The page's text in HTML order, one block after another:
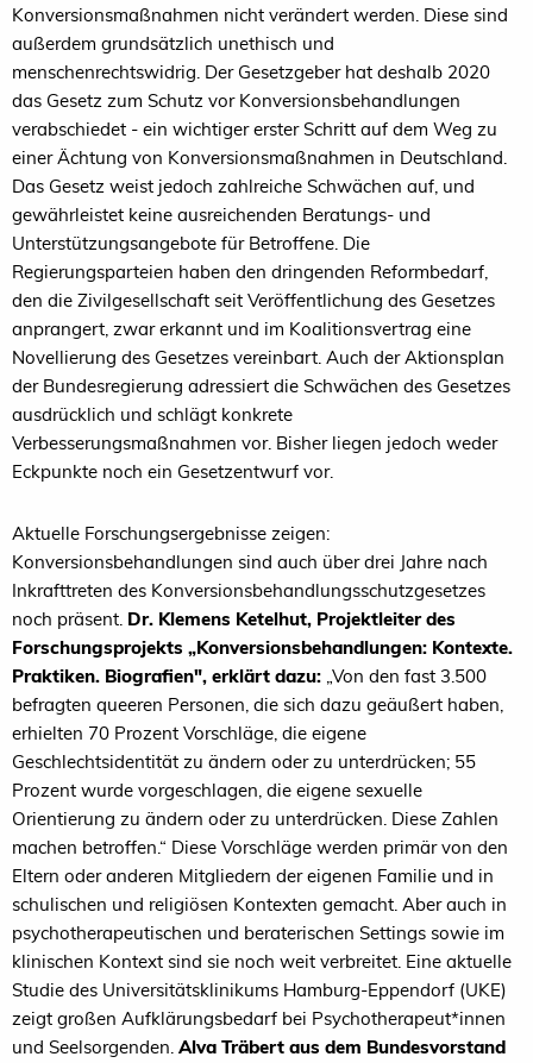
Konversionsmaßnahmen nicht verändert werden. Diese sind
außerdem grundsätzlich unethisch und
menschenrechtswidrig. Der Gesetzgeber hat deshalb 2020
das Gesetz zum Schutz vor Konversionsbehandlungen
verabschiedet - ein wichtiger erster Schritt auf dem Weg zu
einer Ächtung von Konversionsmaßnahmen in Deutschland.
Das Gesetz weist jedoch zahlreiche Schwächen auf, und
gewährleistet keine ausreichenden Beratungs- und
Unterstützungsangebote für Betroffene. Die
Regierungsparteien haben den dringenden Reformbedarf,
den die Zivilgesellschaft seit Veröffentlichung des Gesetzes
anprangert, zwar erkannt und im Koalitionsvertrag eine
Novellierung des Gesetzes vereinbart. Auch der Aktionsplan
der Bundesregierung adressiert die Schwächen des Gesetzes
ausdrücklich und schlägt konkrete
Verbesserungsmaßnahmen vor. Bisher liegen jedoch weder
Eckpunkte noch ein Gesetzentwurf vor.
Aktuelle Forschungsergebnisse zeigen:
Konversionsbehandlungen sind auch über drei Jahre nach
Inkrafttreten des Konversionsbehandlungsschutzgesetzes
noch präsent. Dr. Klemens Ketelhut, Projektleiter des
Forschungsprojekts „Konversionsbehandlungen: Kontexte.
Praktiken. Biografien", erklärt dazu: „Von den fast 3.500
befragten queeren Personen, die sich dazu geäußert haben,
erhielten 70 Prozent Vorschläge, die eigene
Geschlechtsidentität zu ändern oder zu unterdrücken; 55
Prozent wurde vorgeschlagen, die eigene sexuelle
Orientierung zu ändern oder zu unterdrücken. Diese Zahlen
machen betroffen.“ Diese Vorschläge werden primär von den
Eltern oder anderen Mitgliedern der eigenen Familie und in
schulischen und religiösen Kontexten gemacht. Aber auch in
psychotherapeutischen und beraterischen Settings sowie im
klinischen Kontext sind sie noch weit verbreitet. Eine aktuelle
Studie des Universitätsklinikums Hamburg-Eppendorf (UKE)
zeigt großen Aufklärungsbedarf bei Psychotherapeut*innen
und Seelsorgenden. Alva Träbert aus dem Bundesvorstand